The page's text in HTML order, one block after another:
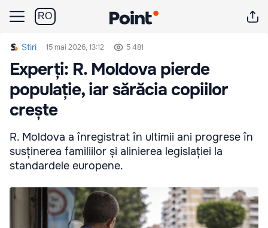
RO
Stiri 15 mai 2026, 13:12 5 481
Experți: R. Moldova pierde
populație, iar sărăcia copiilor
crește
R. Moldova a înregistrat în ultimii ani progrese în
susținerea familiilor și alinierea legislației la
standardele europene.